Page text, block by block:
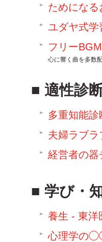
ためになる
ユダヤ式
フリー
心に響く曲を多数
適性診
多重知能診
夫婦ラブラ
経営者の器
学び・
養生 - 東洋
心理学の